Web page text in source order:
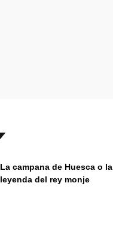
La campana de Huesca o la
leyenda del rey monje